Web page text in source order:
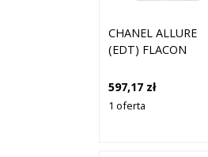
CHANEL ALLURE
(EDT) FLACON
597,17 zł
1 oferta